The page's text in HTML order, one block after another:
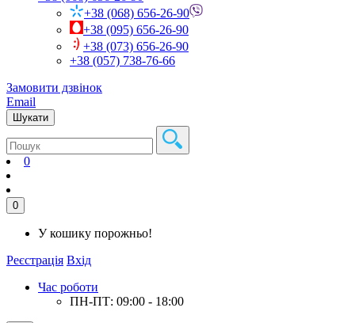
+38 (068) 656-26-90
+38 (095) 656-26-90
+38 (073) 656-26-90
+38 (057) 738-76-66
Замовити дзвінок
Email
Шукати
0
0
У кошику порожньо!
Реєстрація Вхід
Час роботи
ПН-ПТ: 09:00 - 18:00